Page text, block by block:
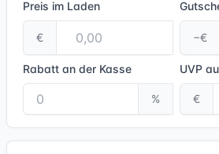
Preis im Laden
€ −€
Rabatt an der Kasse
%
UVP
€